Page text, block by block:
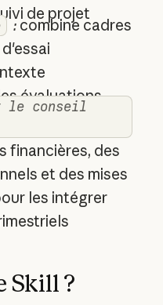
de projet
:combine cadres
évaluations
le conseil
financières, des
et des mises
les intégrer
Skill ?